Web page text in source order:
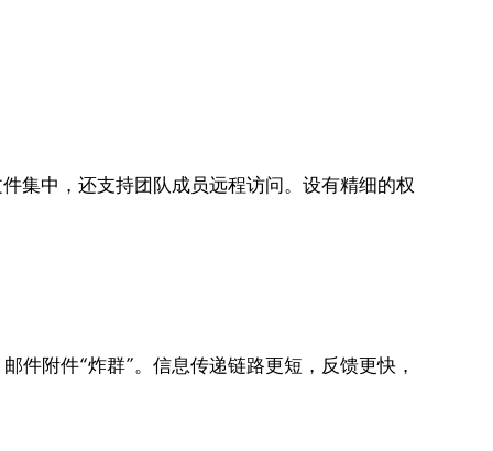
集中，还支持团队成员远程访问。设有精细的权
件附件“炸群”。信息传递链路更短，反馈更快，